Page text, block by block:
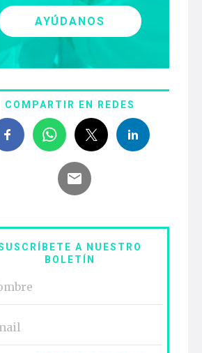
AYÚDANOS
COMPARTIR EN REDES
A NUESTRO
BOLETÍN